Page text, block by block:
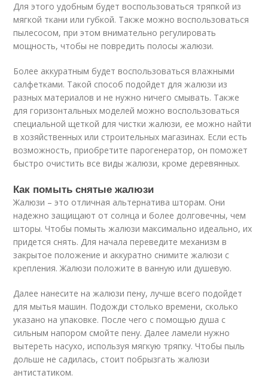
Для этого удобным будет воспользоваться тряпкой из
мягкой ткани или губкой. Также можно воспользоваться
пылесосом, при этом внимательно регулировать
мощность, чтобы не повредить полосы жалюзи.
Более аккуратным будет воспользоваться влажными
салфетками. Такой способ подойдет для жалюзи из
разных материалов и не нужно ничего смывать. Также
для горизонтальных моделей можно воспользоваться
специальной щеткой для чистки жалюзи, ее можно найти
в хозяйственных или строительных магазинах. Если есть
возможность, приобретите парогенератор, он поможет
быстро очистить все виды жалюзи, кроме деревянных.
Как помыть снятые жалюзи
Жалюзи – это отличная альтернатива шторам. Они
надежно защищают от солнца и более долговечны, чем
шторы. Чтобы помыть жалюзи максимально идеально, их
придется снять. Для начала переведите механизм в
закрытое положение и аккуратно снимите жалюзи с
крепления. Жалюзи положите в ванную или душевую.
Далее нанесите на жалюзи пену, лучше всего подойдет
для мытья машин. Подожди столько времени, сколько
указано на упаковке. После чего с помощью душа с
сильным напором смойте пену. Далее ламели нужно
вытереть насухо, используя мягкую тряпку. Чтобы пыль
дольше не садилась, стоит побрызгать жалюзи
антистатиком.